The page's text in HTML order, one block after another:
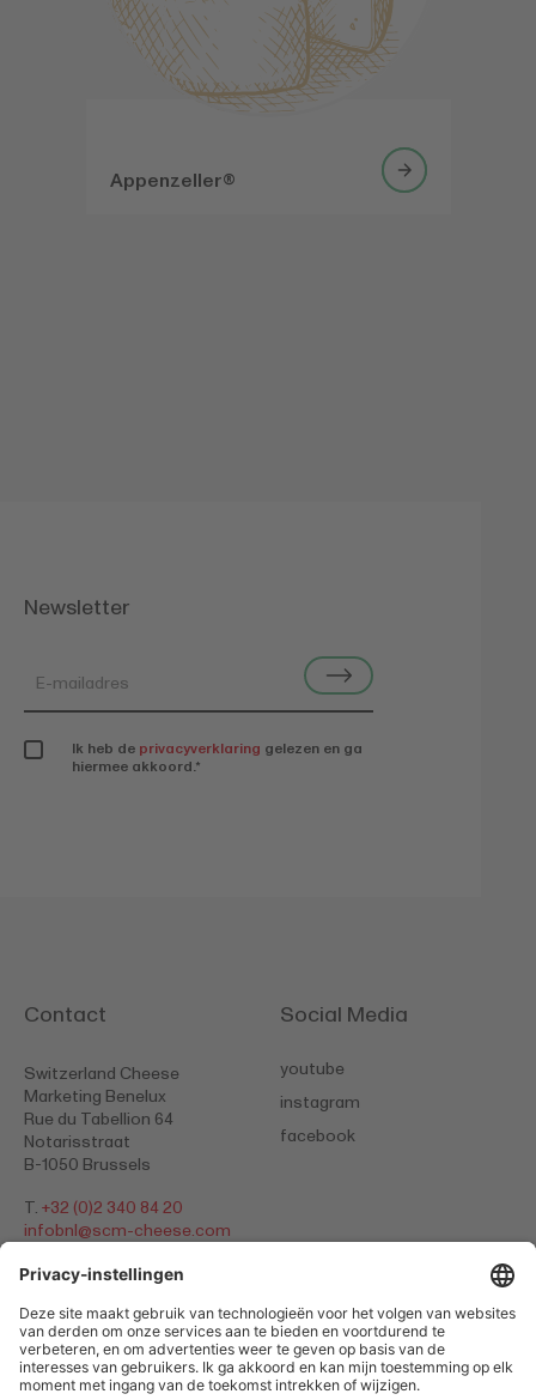
Appenzeller®
Newsletter
Ik heb de privacyverklaring gelezen en ga
hiermee akkoord.*
Contact
Switzerland Cheese
Marketing Benelux
Rue du Tabellion 64
Notarisstraat
B-1050 Brussels
T. +32 (0)2 340 84 20
​​​​​​​infobnl@scm-cheese.com
Social Media
youtube
instagram
facebook